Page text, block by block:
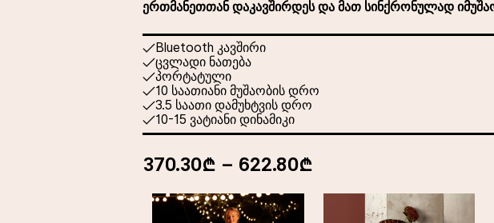
ერთმანეთთანდაკავშირდესდა მათ სინქრონულად
Bluetooth კავშირი
ცვლადი ნათება
პორტატული
10 საათიანი მუშაობის დრო
3.5 საათი დამუხტვის დრო
10-15 ვატიანი დინამიკი
370.30₾ – 622.80₾